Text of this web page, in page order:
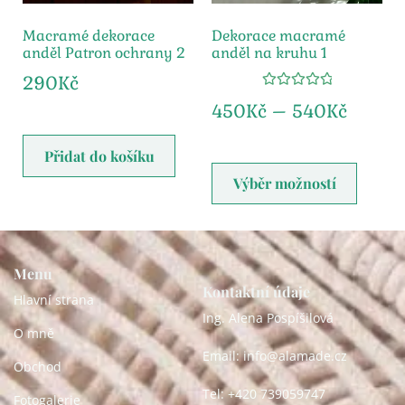
Macramé dekorace
anděl Patron ochrany 2
290Kč
Přidat do košíku
Dekorace macramé
anděl na kruhu 1
5.00
z 5
450Kč – 540Kč
Výběr možností
Menu
Hlavní strana
O mně
Obchod
Fotogalerie
Kontaktní údaje
Ing. Alena Pospíšilová
Email: info@alamade.cz
Tel: +420 739059747